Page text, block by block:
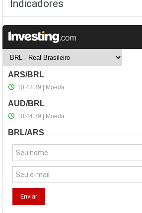
Indicadores
NewsLetter